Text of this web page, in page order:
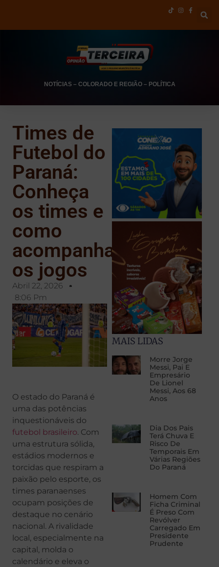
NOTÍCIAS– COLORADO E REGIÃO– POLÍTICA
Times de
Futebol do
Paraná:
Conheça
os times e
como
acompanhar
os jogos
Abril 22, 2026
8:06 Pm
O estado do Paraná é
uma das potências
inquestionáveis do
futebol brasileiro. Com
uma estrutura sólida,
estádios modernos e
torcidas que respiram a
paixão pelo esporte, os
times paranaenses
ocupam posições de
destaque no cenário
nacional. A rivalidade
local, especialmente na
capital, molda o
calendário e eleva o
MAIS LIDAS
Morre Jorge
Messi, Pai E
Empresário
De Lionel
Messi, Aos 68
Anos
Dia Dos Pais
Terá Chuva E
Risco De
Temporais Em
Várias Regiões
Do Paraná
Homem Com
Ficha Criminal
É Preso Com
Revólver
Carregado Em
Presidente
Prudente